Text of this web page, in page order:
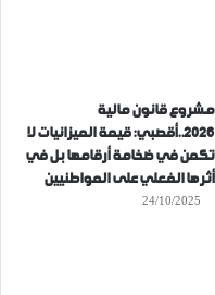
مشروع قانون مالية
2026..أقصبي: قيمة الميزانيات لا
تكمن في ضخامة أرقامها بل في
أثرها الفعلي على المواطنيين
24/10/2025